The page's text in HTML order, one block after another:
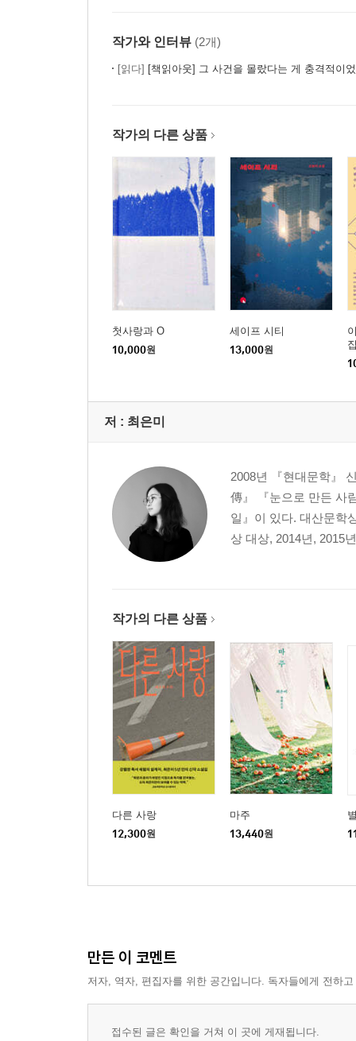
작가와 인터뷰 (2개)
[읽다] [책읽아웃] 그 사건을 몰랐다는 게 충격적이었어
작가의 다른 상품
첫사랑과 O
10,000원
세이프 시티
13,000원
저 : 최은미
2008년 『현대문학』
傳』 『눈으로 만든 사
일』이 있다. 대산문학
상 대상, 2014년, 2015
작가의 다른 상품
다른 사랑
12,300원
마주
13,440원
만든 이 코멘트
저자, 역자, 편집자를 위한 공간입니다. 독자들에게 전하
접수된 글은 확인을 거쳐 이 곳에 게재됩니다.